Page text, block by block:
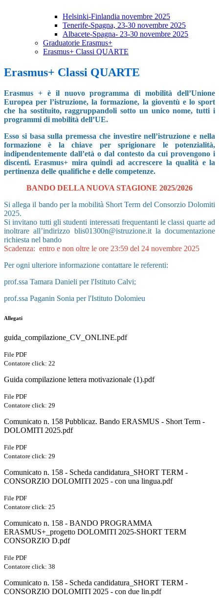
Helsinki-Finlandia novembre 2025
Tenerife-Spagna, 23-30 novembre 2025
Albacete-Spagna- 23-30 novembre 2025
Graduatorie Erasmus+
Erasmus+ Classi QUARTE
Erasmus+ Classi QUARTE
Erasmus + è il nuovo programma di mobilità dell’Unione
Europea per l’istruzione, la formazione, la gioventù e lo sport
che ha sostituito, raggruppandoli sotto un unico nome, tutti i
programmi di mobilità dell’UE.
Esso si basa sulla premessa che investire nell’istruzione e nella
formazione è la chiave per sprigionare le potenzialità,
indipendentemente dall’età o dal contesto da cui provengono i
discenti. Erasmus+ mira quindi ad accrescere la qualità e la
pertinenza delle qualifiche e delle competenze.
BANDO DELLA NUOVA STAGIONE 2025/2026
Si allega il bando per la mobilità Short Term del Consorzio Dolomiti
2025.
Si invitano tutti gli studenti interessati frequentanti le classi quarte ad
inoltrare all’indirizzo blis01300n@istruzione.it la documentazione
richiesta nel bando
Scadenza: entro e non oltre le ore 23:59 del 24 novembre 2025
Per ogni ulteriore informazione contattare le referenti:
prof.ssa Tamara Danieli per l'Istituto Calvi;
prof.ssa Paganin Sonia per l'Istituto Dolomieu
Allegati
guida_compilazione_CV_ONLINE.pdf
File PDF
Contatore click: 22
Guida compilazione lettera motivazionale (1).pdf
File PDF
Contatore click: 29
Comunicato n. 158 Pubblicaz. Bando ERASMUS - Short Term -
DOLOMITI 2025.pdf
File PDF
Contatore click: 29
Comunicato n. 158 - Scheda candidatura_SHORT TERM -
CONSORZIO DOLOMITI 2025 - con una lingua.pdf
File PDF
Contatore click: 25
Comunicato n. 158 - BANDO PROGRAMMA
ERASMUS+_progetto DOLOMITI 2025-SHORT TERM
CONSORZIO D.pdf
File PDF
Contatore click: 38
Comunicato n. 158 - Scheda candidatura_SHORT TERM -
CONSORZIO DOLOMITI 2025 - con due lin.pdf